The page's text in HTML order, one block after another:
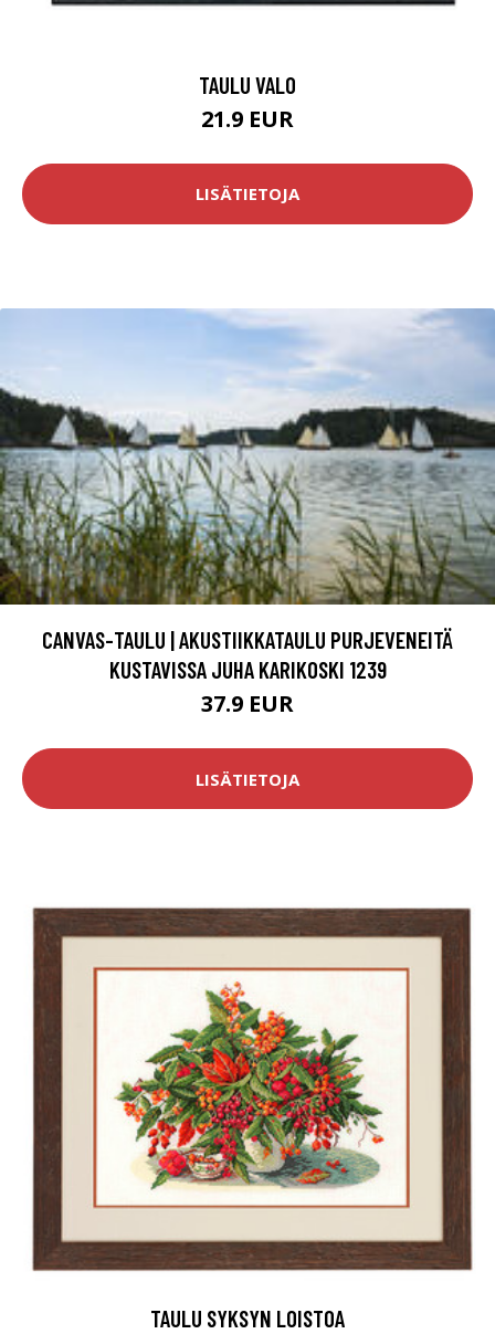
TAULU VALO
21.9 EUR
LISÄTIETOJA
CANVAS-TAULU | AKUSTIIKKATAULU PURJEVENEITÄ
KUSTAVISSA JUHA KARIKOSKI 1239
37.9 EUR
LISÄTIETOJA
TAULU SYKSYN LOISTOA